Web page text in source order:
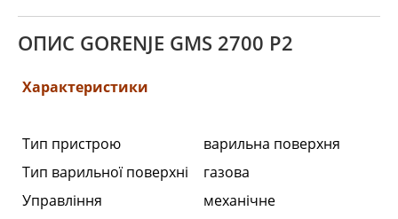
ОПИС GORENJE GMS 2700 P2
Характеристики
Тип пристрою
варильна поверхня
Тип варильної поверхні
газова
Управління
механічне